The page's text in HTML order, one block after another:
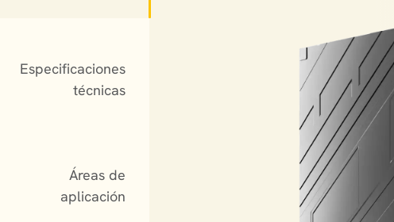
Especificaciones
técnicas
Áreas de
aplicación